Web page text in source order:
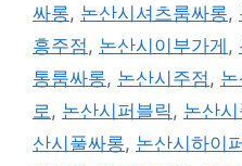
싸롱, 논산시셔츠룸싸롱,
흥주점 , 논산시이부가게 ,
통룸싸롱, 논산시주점 ,
로 , 논산시퍼블릭 , 논산
산시풀싸롱, 논산시하이